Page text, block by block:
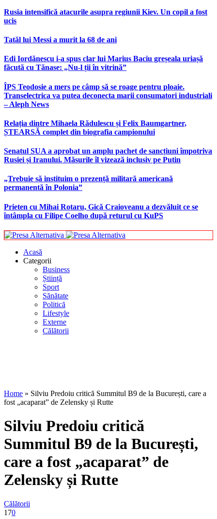
Rusia intensifică atacurile asupra regiunii Kiev. Un copil a fost
ucis
Tatăl lui Messi a murit la 68 de ani
Edi Iordănescu i-a spus clar lui Marius Baciu greșeala uriașă
făcută cu Tănase: „Nu-l ții în vitrină”
ÎPS Teodosie a mers pe câmp să se roage pentru ploaie.
Transelectrica va putea deconecta marii consumatori industriali
– Aleph News
Relația dintre Mihaela Rădulescu și Felix Baumgartner,
ȘTEARSĂ complet din biografia campionului
Senatul SUA a aprobat un amplu pachet de sancțiuni împotriva
Rusiei și Iranului. Măsurile îl vizează inclusiv pe Putin
„Trebuie să instituim o prezență militară americană
permanentă în Polonia”
Prieten cu Mihai Rotaru, Gică Craioveanu a dezvăluit ce se
întâmpla cu Filipe Coelho după returul cu KuPS
Acasă
Categorii
Business
Știință
Sport
Sănătate
Politică
Lifestyle
Externe
Călătorii
Home » Silviu Predoiu critică Summitul B9 de la București, care a
fost „acaparat” de Zelensky și Rutte
Silviu Predoiu critică
Summitul B9 de la București,
care a fost „acaparat” de
Zelensky și Rutte
Călătorii
170